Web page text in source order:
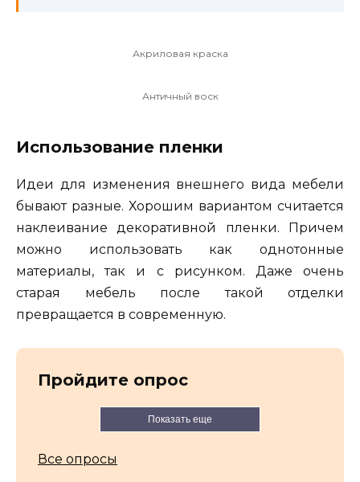
Акриловая краска
Античный воск
Использование пленки
Идеи для изменения внешнего вида мебели
бывают разные. Хорошим вариантом считается
наклеивание декоративной пленки. Причем
можно использовать как однотонные
материалы, так и с рисунком. Даже очень
старая мебель после такой отделки
превращается в современную.
Пройдите опрос
Показать еще
Все опросы